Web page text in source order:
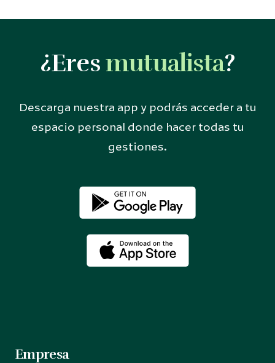
¿Eresmutualista?
Descarga nuestra app y podrás acceder a tu
espacio personal donde hacer todas tu
gestiones.
Empresa